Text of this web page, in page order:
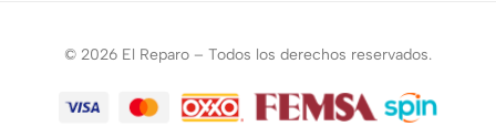
© 2026 El Reparo – Todos los derechos reservados.